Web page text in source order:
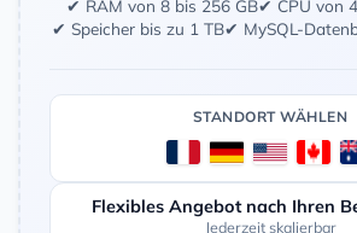
✔ RAM von 8 bis 256 GB✔ CPU von
✔ Speicher bis zu 1 TB✔ MySQL-
STANDORT WÄHLEN
Flexibles Angebot nach Ihren
Jederzeit skalierbar